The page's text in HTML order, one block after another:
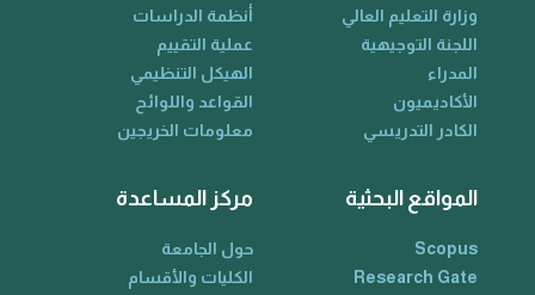
وزارة التعليم العالي
اللجنة التوجيهية
المدراء
الأكاديميون
الكادر التدريسي
أنظمة الدراسات
عملية التقييم
الهيكل التنظيمي
القواعد واللوائح
معلومات الخريجين
المواقع البحثية
Scopus
Research Gate
مركز المساعدة
حول الجامعة
الكليات والأقسام